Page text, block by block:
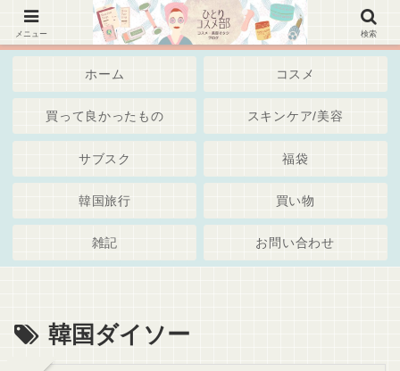
韓国コスメ、美容スキンケア・通販・Iherb・サブスク～綺麗でいたいアラサーアラフォー世代・
独身女子 ブログ
ホーム コスメ
買って良かったもの スキンケア/美容
サブスク 福袋
韓国旅行 買い物
雑記 お問い合わせ
韓国ダイソー
メニュー 検索